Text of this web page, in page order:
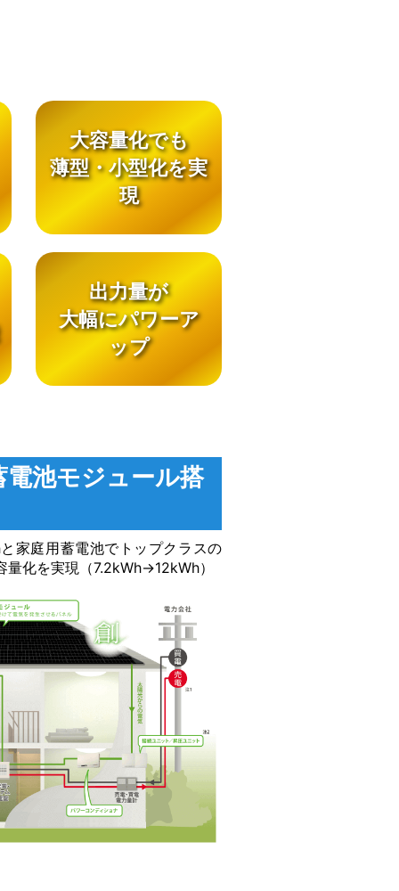
大容量化でも
薄型・小型化を実
現
出力量が
大幅にパワーア
ップ
池モジュール搭
家庭用蓄電池でトップクラスの
量化を実現（7.2kWh→12kWh）